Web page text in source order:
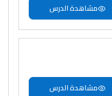
مشاهدة الدرس
مشاهدة الدرس